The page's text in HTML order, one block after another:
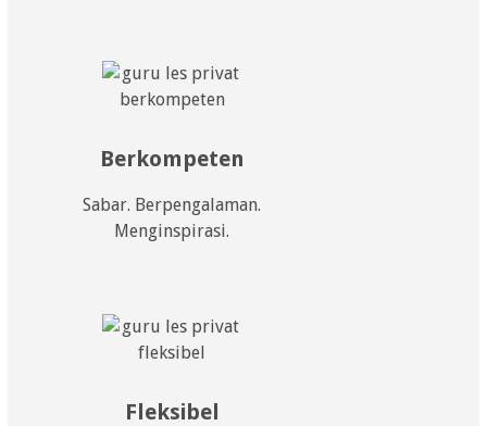
Berkompeten
Sabar. Berpengalaman.
Menginspirasi.
Fleksibel